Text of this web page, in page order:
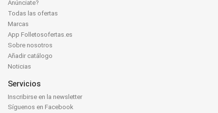
Anúnciate?
Todas las ofertas
Marcas
App Folletosofertas.es
Sobre nosotros
Añadir catálogo
Noticias
Servicios
Inscribirse en la newsletter
Síguenos en Facebook